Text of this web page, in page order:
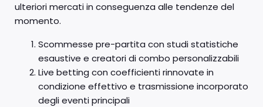
ulteriori mercati in conseguenza alle tendenze del
momento.
Scommesse pre-partita con studi statistiche
esaustive e creatori di combo personalizzabili
Live betting con coefficienti rinnovate in
condizione effettivo e trasmissione incorporato
degli eventi principali